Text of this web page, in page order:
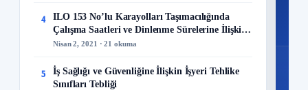
4
ILO 153 No’lu Karayolları Taşımacılığında
Çalışma Saatleri ve Dinlenme Sürelerine İlişkin
Sözleşme
Nisan 2, 2021 · 21 okuma
5
İş Sağlığı ve Güvenliğine İlişkin İşyeri Tehlike
Sınıfları Tebliği